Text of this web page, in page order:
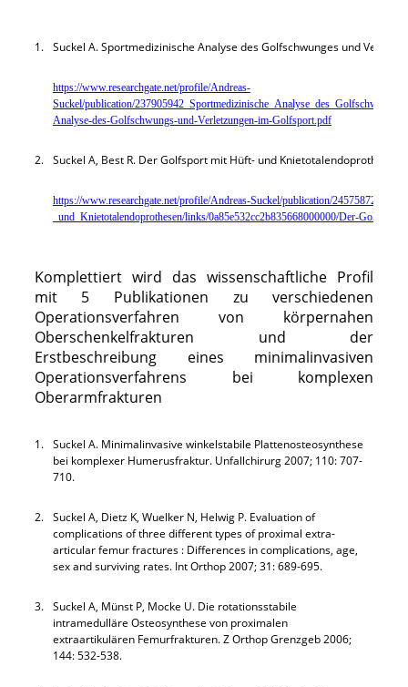
1. Suckel A. Sportmedizinische Analyse des Golfschwunges und
https://www.researchgate.net/profile/Andreas-
Suckel/publication/
Analyse-des-Golfschwungs-und-Verletzungen-im-Golfsport.pdf
2. Suckel A, Best R. Der Golfsport mit Hüft- und
https://www.researchgate.net/profile/Andreas-Suckel/publication/
_und_Knietotalendoprothesen/links/0a85e532cc2b835668000000/Der-
Komplettiert wird das wissenschaftliche Profil
mit 5 Publikationen zu verschiedenen
Operationsverfahren von körpernahen
Oberschenkelfrakturen und der
Erstbeschreibung eines minimalinvasiven
Operationsverfahrens bei komplexen
Oberarmfrakturen
1. Suckel A. Minimalinvasive winkelstabile Plattenosteosynthese
bei komplexer Humerusfraktur. Unfallchirurg 2007; 110: 707-
710.
2. Suckel A, Dietz K, Wuelker N, Helwig P. Evaluation of
complications of three different types of proximal extra-
articular femur fractures : Differences in complications, age,
sex and surviving rates. Int Orthop 2007; 31: 689-695.
3. Suckel A, Münst P, Mocke U. Die rotationsstabile
intramedulläre Osteosynthese von proximalen
extraartikulären Femurfrakturen. Z Orthop Grenzgeb 2006;
144: 532-538.